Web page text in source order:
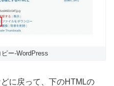
ー-WordPress
に戻って、下のHTMLの